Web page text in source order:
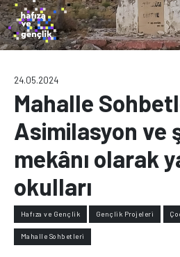
24.05.2024
Mahalle
Asimilasyon ve
mekânı olarak
okulları
Hafıza ve Gençlik Gençlik Projeleri
Mahalle Sohbetleri